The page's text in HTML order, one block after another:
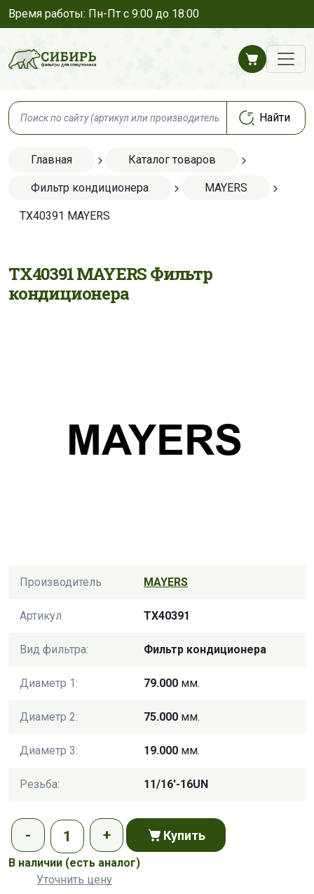
Время работы: Пн-Пт с 9:00 до 18:00
Главная Каталог товаров
Фильтр кондиционера MAYERS
TX40391 MAYERS
TX40391 MAYERS Фильтр
кондиционера
Производитель MAYERS
Артикул TX40391
Вид фильтра: Фильтр кондиционера
Диаметр 1: 79.000 мм.
Диаметр 2: 75.000 мм.
Диаметр 3: 19.000 мм.
Резьба: 11/16'-16UN
Купить
В наличии (есть аналог)
Уточнить цену